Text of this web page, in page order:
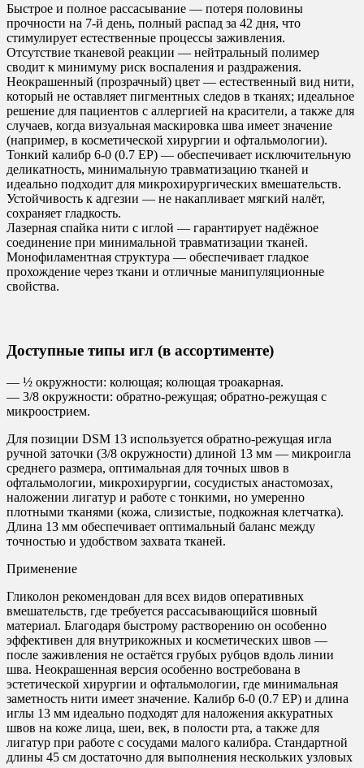
Быстрое и полное рассасывание — потеря половины
прочности на 7-й день, полный распад за 42 дня, что
стимулирует естественные процессы заживления.
Отсутствие тканевой реакции — нейтральный полимер
сводит к минимуму риск воспаления и раздражения.
Неокрашенный (прозрачный) цвет — естественный вид нити,
который не оставляет пигментных следов в тканях; идеальное
решение для пациентов с аллергией на красители, а также для
случаев, когда визуальная маскировка шва имеет значение
(например, в косметической хирургии и офтальмологии).
Тонкий калибр 6-0 (0.7 EP) — обеспечивает исключительную
деликатность, минимальную травматизацию тканей и
идеально подходит для микрохирургических вмешательств.
Устойчивость к адгезии — не накапливает мягкий налёт,
сохраняет гладкость.
Лазерная спайка нити с иглой — гарантирует надёжное
соединение при минимальной травматизации тканей.
Монофиламентная структура — обеспечивает гладкое
прохождение через ткани и отличные манипуляционные
свойства.
Доступные типы игл (в ассортименте)
— ½ окружности: колющая; колющая троакарная.
— 3/8 окружности: обратно-режущая; обратно-режущая с
микроострием.
Для позиции DSM 13 используется обратно-режущая игла
ручной заточки (3/8 окружности) длиной 13 мм — микроигла
среднего размера, оптимальная для точных швов в
офтальмологии, микрохирургии, сосудистых анастомозах,
наложении лигатур и работе с тонкими, но умеренно
плотными тканями (кожа, слизистые, подкожная клетчатка).
Длина 13 мм обеспечивает оптимальный баланс между
точностью и удобством захвата тканей.
Применение
Гликолон рекомендован для всех видов оперативных
вмешательств, где требуется рассасывающийся шовный
материал. Благодаря быстрому растворению он особенно
эффективен для внутрикожных и косметических швов —
после заживления не остаётся грубых рубцов вдоль линии
шва. Неокрашенная версия особенно востребована в
эстетической хирургии и офтальмологии, где минимальная
заметность нити имеет значение. Калибр 6-0 (0.7 EP) и длина
иглы 13 мм идеально подходят для наложения аккуратных
швов на коже лица, шеи, век, в полости рта, а также для
лигатур при работе с сосудами малого калибра. Стандартной
длины 45 см достаточно для выполнения нескольких узловых